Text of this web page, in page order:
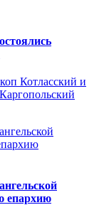
Котласский и
епархию